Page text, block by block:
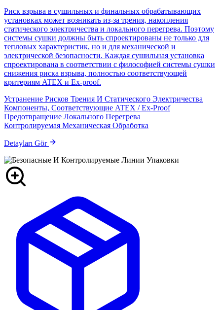
Риск взрыва в сушильных и финальных обрабатывающих
установках может возникать из-за трения, накопления
статического электричества и локального перегрева. Поэтому
системы сушки должны быть спроектированы не только для
тепловых характеристик, но и для механической и
электрической безопасности. Каждая сушильная установка
спроектирована в соответствии с философией системы сушки
снижения риска взрыва, полностью соответствующей
критериям ATEX и Ex-proof.
Устранение Рисков Трения И Статического Электричества
Компоненты, Соответствующие ATEX / Ex-Proof
Предотвращение Локального Перегрева
Контролируемая Механическая Обработка
Detayları Gör